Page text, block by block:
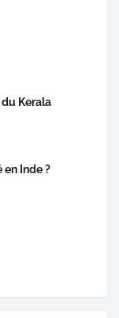
Kerala
en Inde ?